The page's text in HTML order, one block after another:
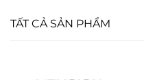
TẤT CẢ SẢN PHẨM